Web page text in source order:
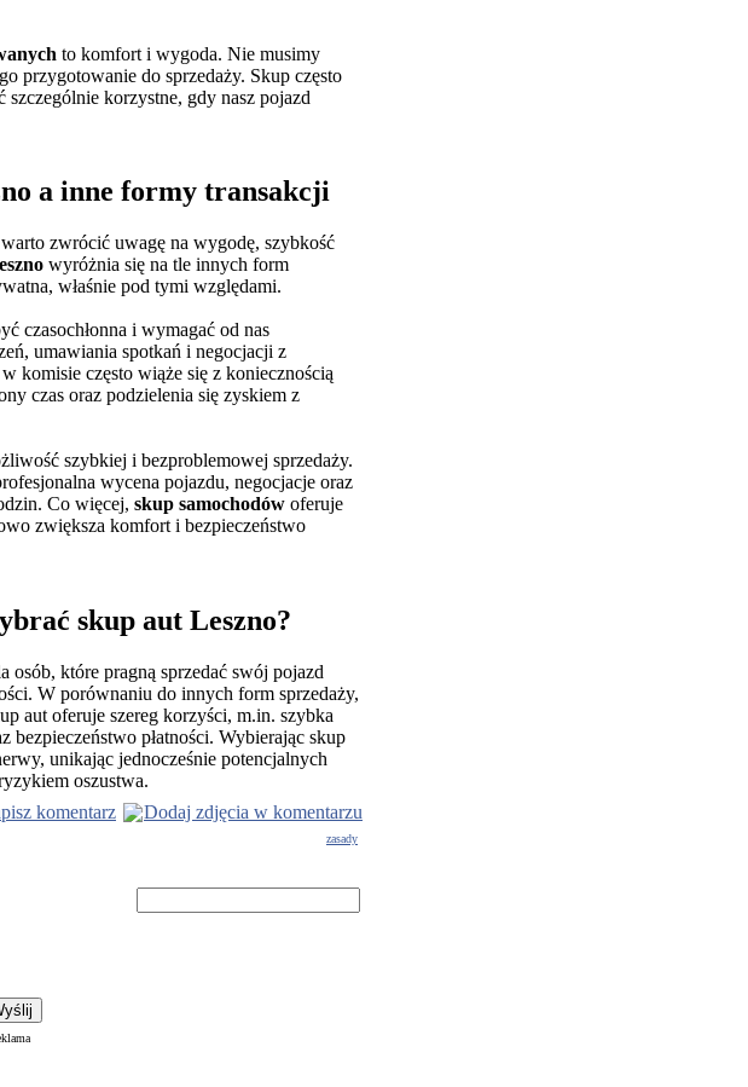
to komfort i wygoda. Nie musimy
przygotowanie do sprzedaży. Skup często
korzystne, gdy nasz pojazd
a inne formy transakcji
zwrócić uwagę na wygodę, szybkość
wyróżnia się na tle innych form
właśnie pod tymi względami.
czasochłonna i wymagać od nas
umawiania spotkań i negocjacji z
komisie często wiąże się z koniecznością
czas oraz podzielenia się zyskiem z
szybkiej i bezproblemowej sprzedaży.
wycena pojazdu, negocjacje oraz
Co więcej, skup samochodów oferuje
zwiększa komfort i bezpieczeństwo
skup aut Leszno?
osób, które pragną sprzedać swój pojazd
W porównaniu do innych form sprzedaży,
aut oferuje szereg korzyści, m.in. szybka
bezpieczeństwo płatności. Wybierając skup
unikając jednocześnie potencjalnych
oszustwa.
komentarz
Dodaj zdjęcia w komentarzu
zasady